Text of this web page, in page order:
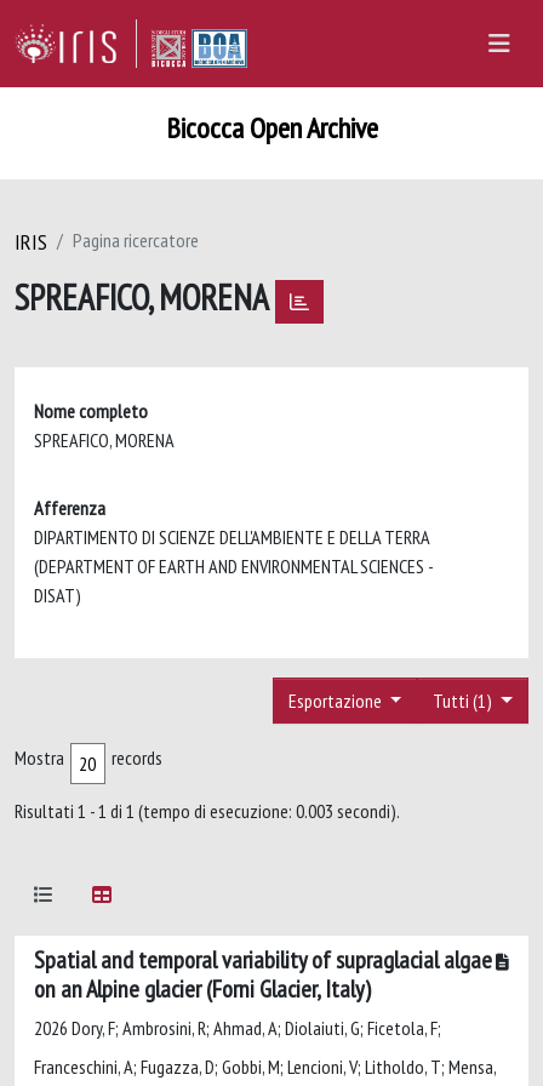
Bicocca Open Archive
IRIS Pagina ricercatore
SPREAFICO, MORENA
Nome completo
SPREAFICO, MORENA
Afferenza
DIPARTIMENTO DI SCIENZE DELL'AMBIENTE E DELLA TERRA
(DEPARTMENT OF EARTH AND ENVIRONMENTAL SCIENCES -
DISAT)
Tutti (1)
Esportazione
Mostra records
Risultati 1 - 1 di 1 (tempo di esecuzione: 0.003 secondi).
Spatial and temporal variability of supraglacial algae
on an Alpine glacier (Forni Glacier, Italy)
2026 Dory, F; Ambrosini, R; Ahmad, A; Diolaiuti, G; Ficetola, F;
Franceschini, A; Fugazza, D; Gobbi, M; Lencioni, V; Litholdo, T; Mensa,